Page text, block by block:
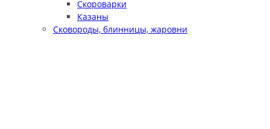
Скороварки
Казаны
Сковороды, блинницы, жаровни